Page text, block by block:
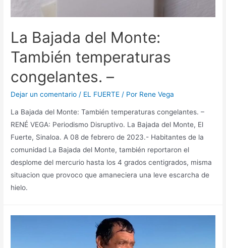
La Bajada del Monte:
También temperaturas
congelantes. –
Dejar un comentario / EL FUERTE / Por Rene Vega
La Bajada del Monte: También temperaturas congelantes. –
RENÉ VEGA: Periodismo Disruptivo. La Bajada del Monte, El
Fuerte, Sinaloa. A 08 de febrero de 2023.- Habitantes de la
comunidad La Bajada del Monte, también reportaron el
desplome del mercurio hasta los 4 grados centigrados, misma
situacion que provoco que amaneciera una leve escarcha de
hielo.